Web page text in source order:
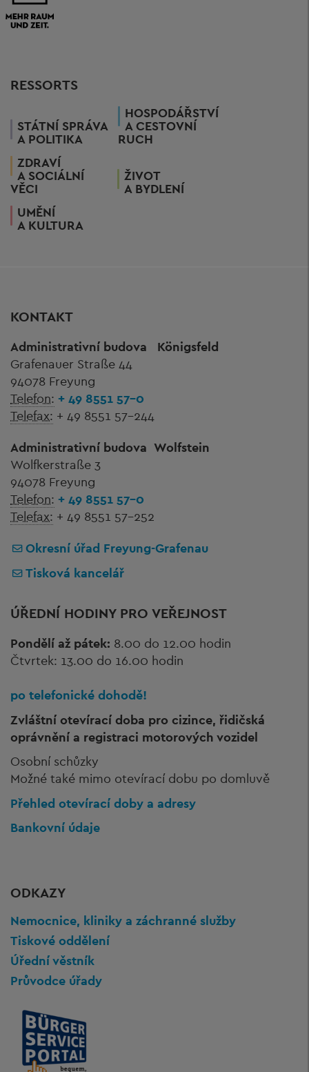
RESSORTS
STÁTNÍ SPRÁVA
A POLITIKA
HOSPODÁŘSTVÍ
A CESTOVNÍ
RUCH
ZDRAVÍ
A SOCIÁLNÍ
VĚCI
ŽIVOT
A BYDLENÍ
UMĚNÍ
A KULTURA
KONTAKT
Administrativní budova
Königsfeld
Grafenauer Straße 44
94078 Freyung
Telefon: + 49 8551 57-0
Telefax: + 49 8551 57-244
Administrativní budova Wolfstein
Wolfkerstraße 3
94078 Freyung
Telefon: + 49 8551 57-0
Telefax: + 49 8551 57-252
Okresní úřad Freyung-Grafenau
Tisková kancelář
ÚŘEDNÍ HODINY PRO VEŘEJNOST
Pondělí až pátek: 8.00 do 12.00 hodin
Čtvrtek: 13.00 do 16.00 hodin
po telefonické dohodě!
Zvláštní otevírací doba pro cizince, řidičská
oprávnění a registraci motorových vozidel
Osobní schůzky
Možné také mimo otevírací dobu po domluvě
Přehled otevírací doby a adresy
Bankovní údaje
ODKAZY
Nemocnice, kliniky a záchranné služby
Tiskové oddělení
Úřední věstník
Průvodce úřady